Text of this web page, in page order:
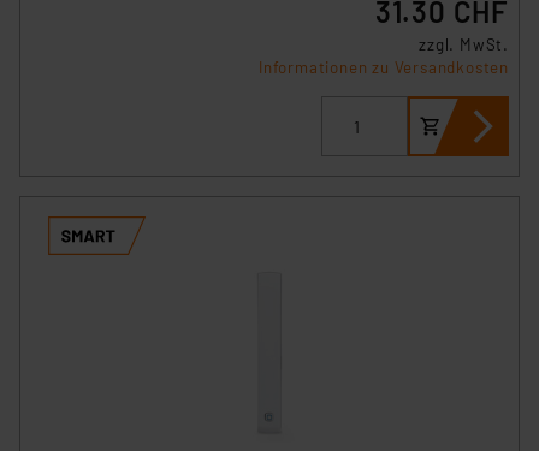
31.30 CHF
zzgl. MwSt.
Informationen zu Versandkosten